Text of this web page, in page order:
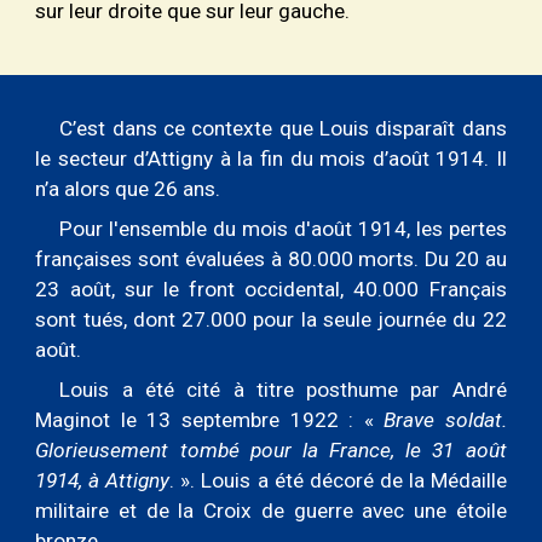
sur leur droite que sur leur gauche.
C’est dans ce contexte que Louis disparaît dans
le secteur d’Attigny à la fin du mois d’août 1914. Il
n’a alors que 26 ans.
Pour l'ensemble du mois d'août 1914, les pertes
françaises sont évaluées à 80.000 morts. Du 20 au
23 août, sur le front occidental, 40.000 Français
sont tués, dont 27.000 pour la seule journée du 22
août.
Louis a été cité à titre posthume par André
Maginot le 13 septembre 1922 : «Brave soldat.
Glorieusement tombé pour la France, le 31 août
1914, à Attigny. ». Louis a été décoré de la Médaille
militaire et de la Croix de guerre avec une étoile